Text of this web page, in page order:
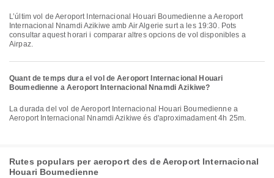
L’últim vol de Aeroport Internacional Houari Boumedienne a Aeroport
Internacional Nnamdi Azikiwe amb Air Algerie surt a les 19:30. Pots
consultar aquest horari i comparar altres opcions de vol disponibles a
Airpaz.
Quant de temps dura el vol de Aeroport Internacional Houari
Boumedienne a Aeroport Internacional Nnamdi Azikiwe?
La durada del vol de Aeroport Internacional Houari Boumedienne a
Aeroport Internacional Nnamdi Azikiwe és d'aproximadament 4h 25m.
Rutes populars per aeroport des de Aeroport Internacional
Houari Boumedienne